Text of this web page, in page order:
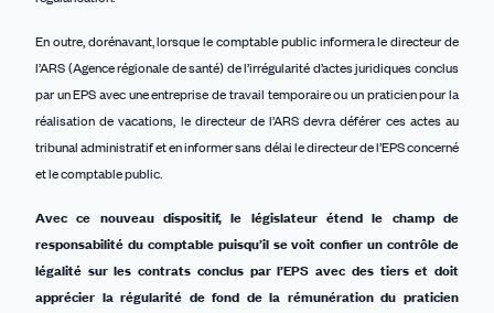
En outre, dorénavant, lorsque le comptable public informera le directeur de
l’ARS (Agence régionale de santé) de l’irrégularité d’actes juridiques conclus
par un EPS avec une entreprise de travail temporaire ou un praticien pour la
réalisation de vacations, le directeur de l’ARS devra déférer ces actes au
tribunal administratif et en informer sans délai le directeur de l’EPS concerné
et le comptable public.
Avec ce nouveau dispositif, le législateur étend le champ de
responsabilité du comptable puisqu’il se voit confier un contrôle de
légalité sur les contrats conclus par l’EPS avec des tierset doit
apprécier la régularité de fond de la rémunération du praticien